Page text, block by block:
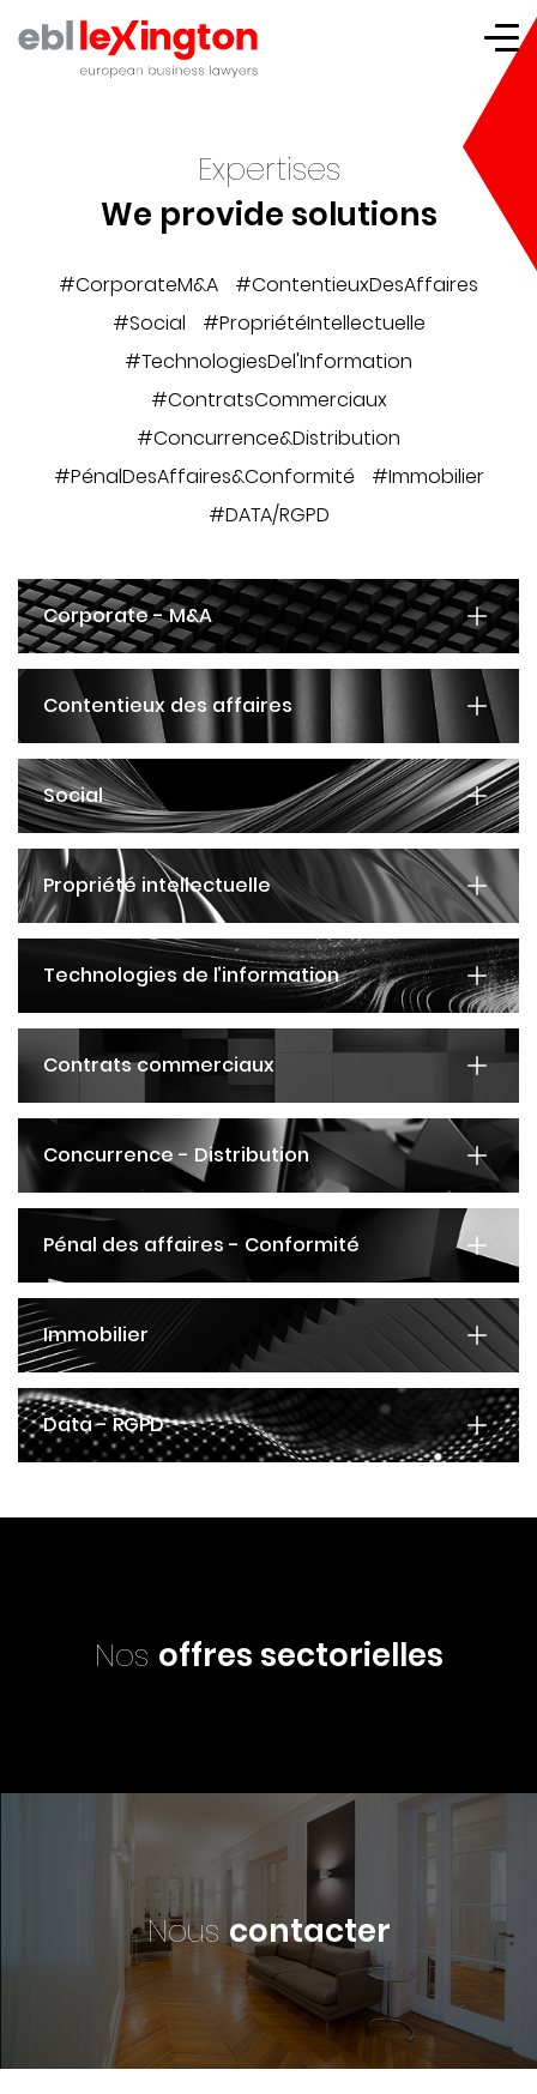
Expertises
We provide solutions
#CorporateM&A
#ContentieuxDesAffaires
#Social
#PropriétéIntellectuelle
#TechnologiesDel'Information
#ContratsCommerciaux
#Concurrence&Distribution
#PénalDesAffaires&Conformité
#Immobilier
#DATA/RGPD
Corporate - M&A
Contentieux des affaires
Social
Propriété intellectuelle
Technologies de l’information
Contrats commerciaux
Concurrence - Distribution
Pénal des affaires - Conformité
Immobilier
Data - RGPD
Nos offres sectorielles
Nous contacter